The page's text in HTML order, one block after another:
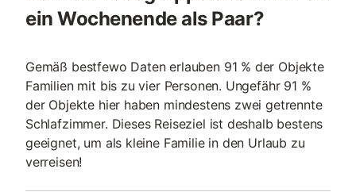
ein Wochenende als Paar?
Gemäß bestfewo Daten erlauben 91 % der Objekte
Familien mit bis zu vier Personen. Ungefähr 91 %
der Objekte hier haben mindestens zwei getrennte
Schlafzimmer. Dieses Reiseziel ist deshalb bestens
geeignet, um als kleine Familie in den Urlaub zu
verreisen!